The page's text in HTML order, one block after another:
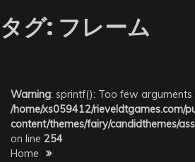
タグ: フレーム
Warning: sprintf(): Too few arguments
/home/xs059412/rieveldtgames.com/
content/themes/fairy/candidthemes/
on line 254
Home